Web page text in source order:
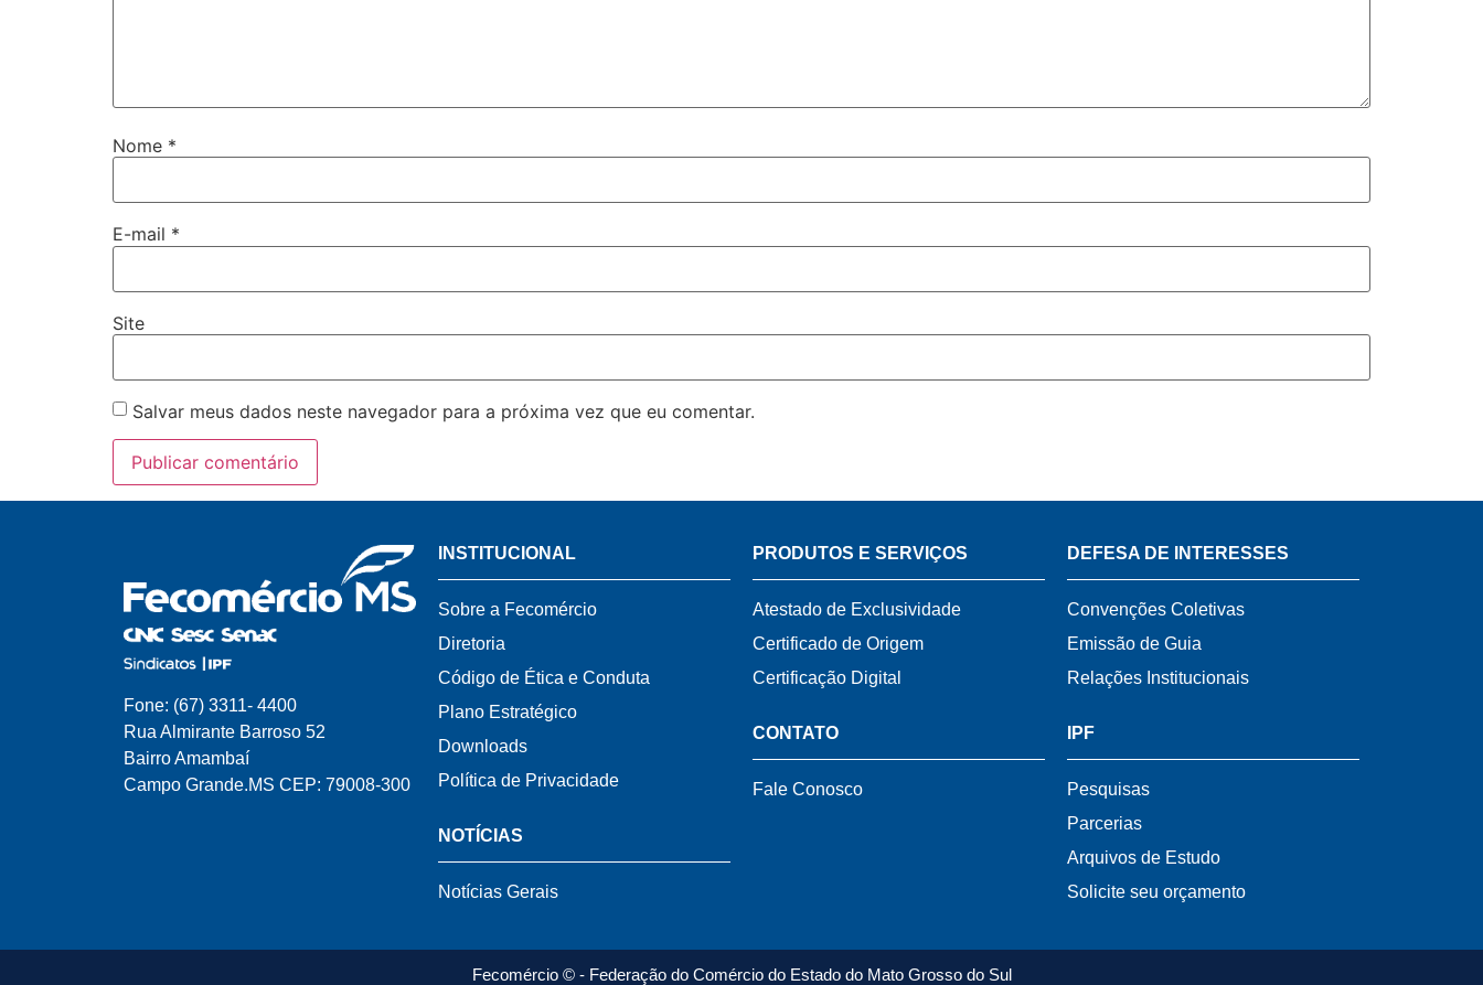
Nome *
E-mail *
Site
Salvar meus dados neste navegador para a próxima vez que eu comentar.
Fone: (67) 3311- 4400
Rua Almirante Barroso 52
Bairro Amambaí
Campo Grande.MS CEP: 79008-300
INSTITUCIONAL
Sobre a Fecomércio
Diretoria
Código de Ética e Conduta
Plano Estratégico
Downloads
Política de Privacidade
NOTÍCIAS
Notícias Gerais
PRODUTOS E SERVIÇOS
Atestado de Exclusividade
Certificado de Origem
Certificação Digital
CONTATO
Fale Conosco
DEFESA DE INTERESSES
Convenções Coletivas
Emissão de Guia
Relações Institucionais
IPF
Pesquisas
Parcerias
Arquivos de Estudo
Solicite seu orçamento
Fecomércio © - Federação do Comércio do Estado do Mato Grosso do Sul